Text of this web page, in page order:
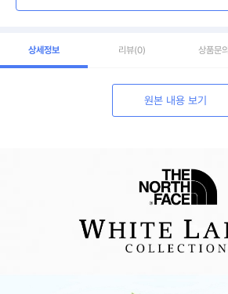
상세정보 리뷰(0) 상품문의
원본 내용 보기